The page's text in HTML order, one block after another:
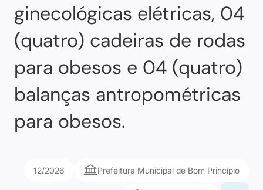
ginecológicas elétricas, 04
(quatro) cadeiras de rodas
para obesos e 04 (quatro)
balanças antropométricas
para obesos.
12/2026 Prefeitura Municipal de Bom Princípio